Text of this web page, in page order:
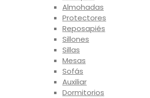
Almohadas
Protectores
Reposapiés
Sillones
Sillas
Mesas
Sofás
Auxiliar
Dormitorios